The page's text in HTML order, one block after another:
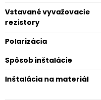
Vstavané vyvažovacie
rezistory
Polarizácia
Spôsob inštalácie
Inštalácia na materiál